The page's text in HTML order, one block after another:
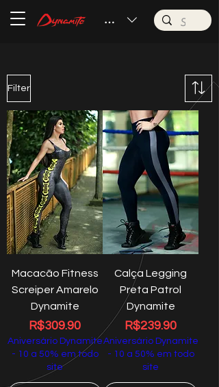
BRL (R$)
Filter
Macacão Fitness
Screiper Amarelo
Dynamite
Price
R$309.90
Aniversário Dynamite
- 10 a 50% em todo
site
Calça Legging
Preta Patrol
Dynamite
Price
R$239.90
Aniversário Dynamite
- 10 a 50% em todo
site